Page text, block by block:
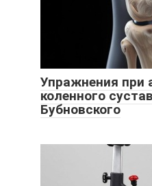
Упражнения при
коленного
Бубновского